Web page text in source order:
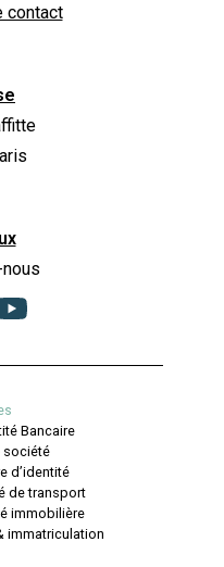
contact
Bancaire
société
d’identité
de transport
immobilière
immatriculation